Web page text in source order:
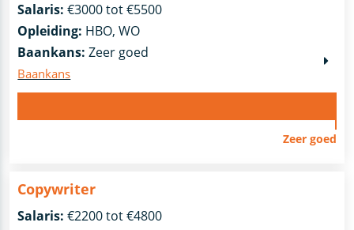
Salaris: €3000 tot €5500
Opleiding: HBO, WO
Baankans: Zeer goed
Baankans
Zeer goed
Copywriter
Salaris: €2200 tot €4800